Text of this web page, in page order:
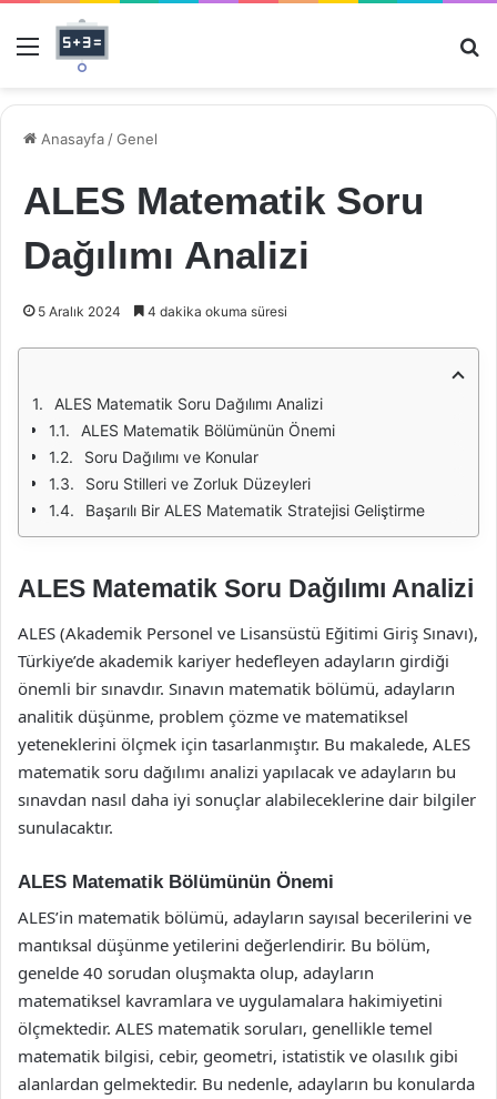
Menü
Anasayfa /Genel
ALES Matematik Soru
Dağılımı Analizi
5 Aralık 2024 4 dakika okuma süresi
ALES Matematik Soru Dağılımı Analizi
ALES Matematik Bölümünün Önemi
Soru Dağılımı ve Konular
Soru Stilleri ve Zorluk Düzeyleri
Başarılı Bir ALES Matematik Stratejisi Geliştirme
ALES Matematik Soru Dağılımı Analizi
ALES (Akademik Personel ve Lisansüstü Eğitimi Giriş Sınavı),
Türkiye’de akademik kariyer hedefleyen adayların girdiği
önemli bir sınavdır. Sınavın matematik bölümü, adayların
analitik düşünme, problem çözme ve matematiksel
yeteneklerini ölçmek için tasarlanmıştır. Bu makalede, ALES
matematik soru dağılımı analizi yapılacak ve adayların bu
sınavdan nasıl daha iyi sonuçlar alabileceklerine dair bilgiler
sunulacaktır.
ALES Matematik Bölümünün Önemi
ALES’in matematik bölümü, adayların sayısal becerilerini ve
mantıksal düşünme yetilerini değerlendirir. Bu bölüm,
genelde 40 sorudan oluşmakta olup, adayların
matematiksel kavramlara ve uygulamalara hakimiyetini
ölçmektedir. ALES matematik soruları, genellikle temel
matematik bilgisi, cebir, geometri, istatistik ve olasılık gibi
alanlardan gelmektedir. Bu nedenle, adayların bu konularda